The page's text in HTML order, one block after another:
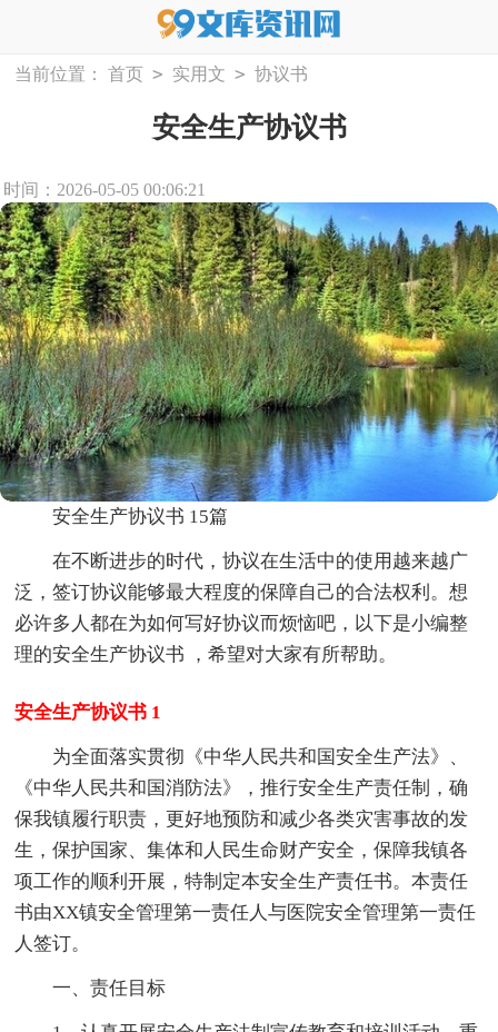
当前位置： 首页 > 实用文 > 协议书
安全生产协议书
时间：2026-05-05 00:06:21
安全生产协议书 15篇
在不断进步的时代，协议在生活中的使用越来越广
泛，签订协议能够最大程度的保障自己的合法权利。想
必许多人都在为如何写好协议而烦恼吧，以下是小编整
理的安全生产协议书 ，希望对大家有所帮助。
安全生产协议书 1
为全面落实贯彻《中华人民共和国安全生产法》、
《中华人民共和国消防法》，推行安全生产责任制，确
保我镇履行职责，更好地预防和减少各类灾害事故的发
生，保护国家、集体和人民生命财产安全，保障我镇各
项工作的顺利开展，特制定本安全生产责任书。本责任
书由XX镇安全管理第一责任人与医院安全管理第一责任
人签订。
一、责任目标